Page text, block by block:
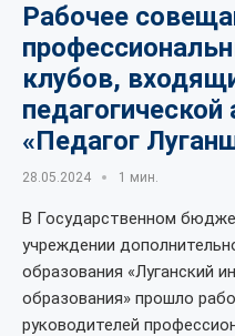
Рабочее
клубов,
«Педагог
28.05.2024 1 мин.
В Государственном
учреждении
образования «Луганский
образования» прошло
руководителей